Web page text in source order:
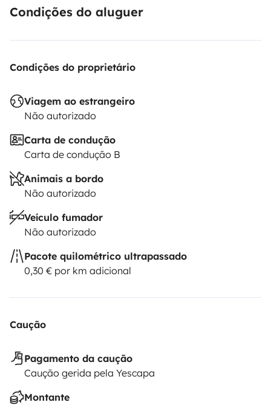
Condições do aluguer
Condições do proprietário
Viagem ao estrangeiro
Não autorizado
Carta de condução
Carta de condução B
Animais a bordo
Não autorizado
Veículo fumador
Não autorizado
Pacote quilométrico ultrapassado
0,30 € por km adicional
Caução
Pagamento da caução
Caução gerida pela Yescapa
Montante